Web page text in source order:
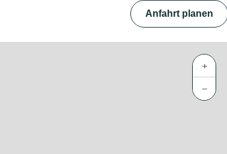
Anfahrt planen
+
−